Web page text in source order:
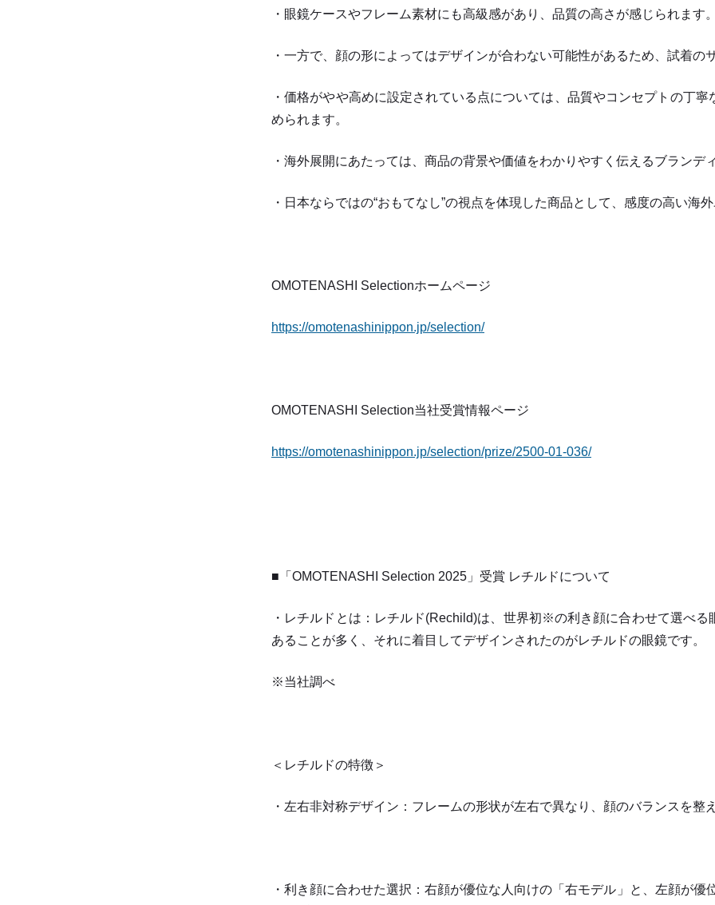
・眼鏡ケースやフレーム素材にも高級感があり、品質の高さが感じられます。
・一方で、顔の形によってはデザインが合わない可能性があるため、試着の
・価格がやや高めに設定されている点については、品質やコンセプトの丁
められます。
・海外展開にあたっては、商品の背景や価値をわかりやすく伝えるブランデ
・日本ならではの“おもてなし”の視点を体現した商品として、感度の高い海
OMOTENASHI Selectionホームページ
https://omotenashinippon.jp/selection/
OMOTENASHI Selection当社受賞情報ページ
https://omotenashinippon.jp/selection/prize/2500-01-036/
■「OMOTENASHI Selection 2025」受賞 レチルドについて
・レチルドとは：レチルド(Rechild)は、世界初※の利き顔に合わせて選べ
あることが多く、それに着目してデザインされたのがレチルドの眼鏡です。
※当社調べ
＜レチルドの特徴＞
・左右非対称デザイン：フレームの形状が左右で異なり、顔のバランスを整
・利き顔に合わせた選択：右顔が優位な人向けの「右モデル」と、左顔が